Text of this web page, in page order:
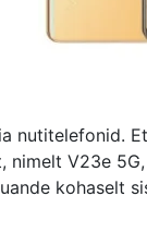
nutitelefonid.
nimelt V23e
kohaselt